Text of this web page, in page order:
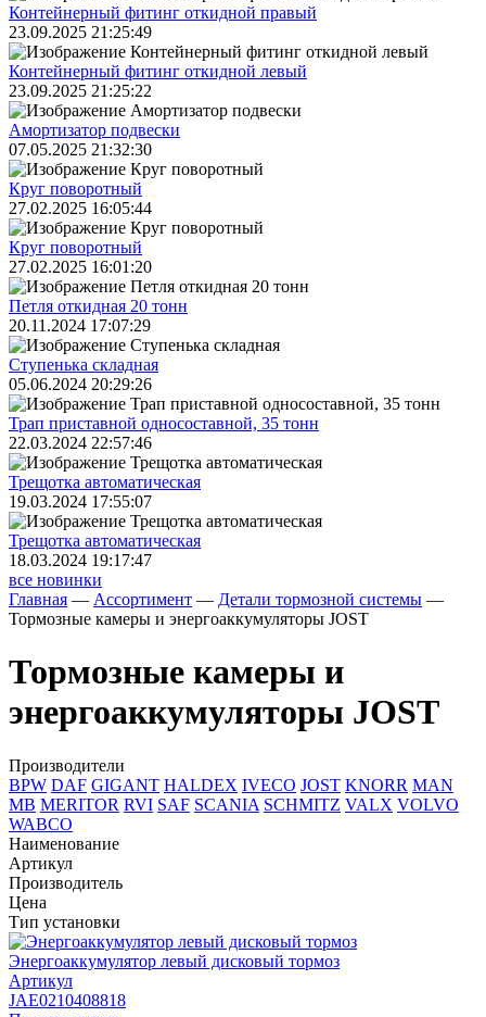
Контейнерный фитинг откидной правый
23.09.2025 21:25:49
Контейнерный фитинг откидной левый
23.09.2025 21:25:22
Амортизатор подвески
07.05.2025 21:32:30
Круг поворотный
27.02.2025 16:05:44
Круг поворотный
27.02.2025 16:01:20
Петля откидная 20 тонн
20.11.2024 17:07:29
Ступенька складная
05.06.2024 20:29:26
Трап приставной односоставной, 35 тонн
22.03.2024 22:57:46
Трещoтка автоматическая
19.03.2024 17:55:07
Трещoтка автоматическая
18.03.2024 19:17:47
все новинки
Главная — Ассортимент — Детали тормозной системы —
Тормозные камеры и энергоаккумуляторы JOST
Тормозные камеры и
энергоаккумуляторы JOST
Производители
BPW DAF GIGANT HALDEX IVECO JOST KNORR MAN
MB MERITOR RVI SAF SCANIA SCHMITZ VALX VOLVO
WABCO
Наименование
Артикул
Производитель
Цена
Тип установки
Энергоаккумулятор левый дисковый тормоз
Артикул
JAE0210408818